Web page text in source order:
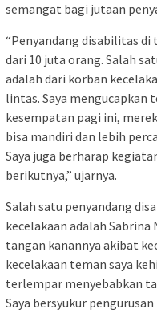
semangat bagi jutaan
“Penyandang disabilitas
dari 10 juta orang. Salah
adalah dari korban
lintas. Saya mengucapkan
kesempatan pagi ini,
bisa mandiri dan lebih
Saya juga berharap
berikutnya,” ujarnya.
Salah satu penyandang
kecelakaan adalah
tangan kanannya akibat
kecelakaan teman saya
terlempar menyebabkan
Saya bersyukur